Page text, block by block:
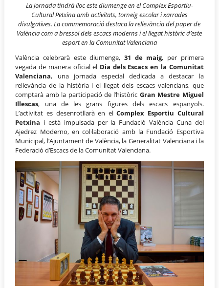
La jornada tindrà lloc este diumenge en el Complex Esportiu-
Cultural Petxina amb activitats, torneig escolar i xarrades
divulgatives.La commemoració destaca la rellevància del paper de
València com a bressol dels escacs moderns i el llegat històric d’este
esport en la Comunitat Valenciana
València celebrarà este diumenge, 31 de maig, per primera
vegada de manera oficial el Dia dels Escacs en la Comunitat
Valenciana, una jornada especial dedicada a destacar la
rellevància de la història i el llegat dels escacs valencians, que
comptarà amb la participació de l’històric Gran Mestre Miguel
Illescas, una de les grans figures dels escacs espanyols.
L’activitat es desenrotllarà en elComplex Esportiu Cultural
Petxina i està impulsada per la Fundació València Cuna del
Ajedrez Moderno, en col·laboració amb la Fundació Esportiva
Municipal, l’Ajuntament de València, la Generalitat Valenciana i la
Federació d’Escacs de la Comunitat Valenciana.